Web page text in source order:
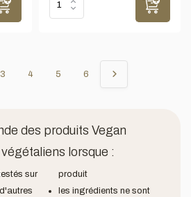
3 4 5 6
des produits Vegan
lorsque :
sur
produit
les ingrédients ne sont